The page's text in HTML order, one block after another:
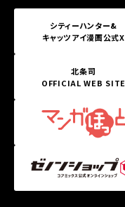
シティーハンター&
キャッツアイ漫画公式X
北条司
OFFICIAL WEB SITE